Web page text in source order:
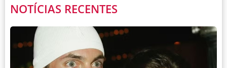
NOTÍCIAS RECENTES